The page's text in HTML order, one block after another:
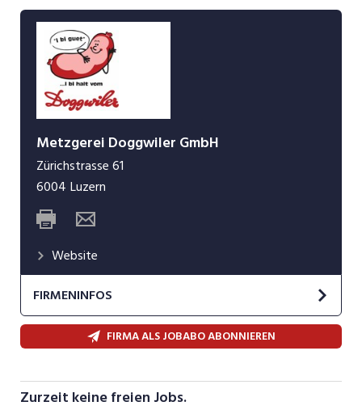
Metzgerei Doggwiler GmbH
Zürichstrasse 61
6004 Luzern
Website
FIRMENINFOS
FIRMA ALS JOBABO ABONNIEREN
Zurzeit keine freien Jobs.